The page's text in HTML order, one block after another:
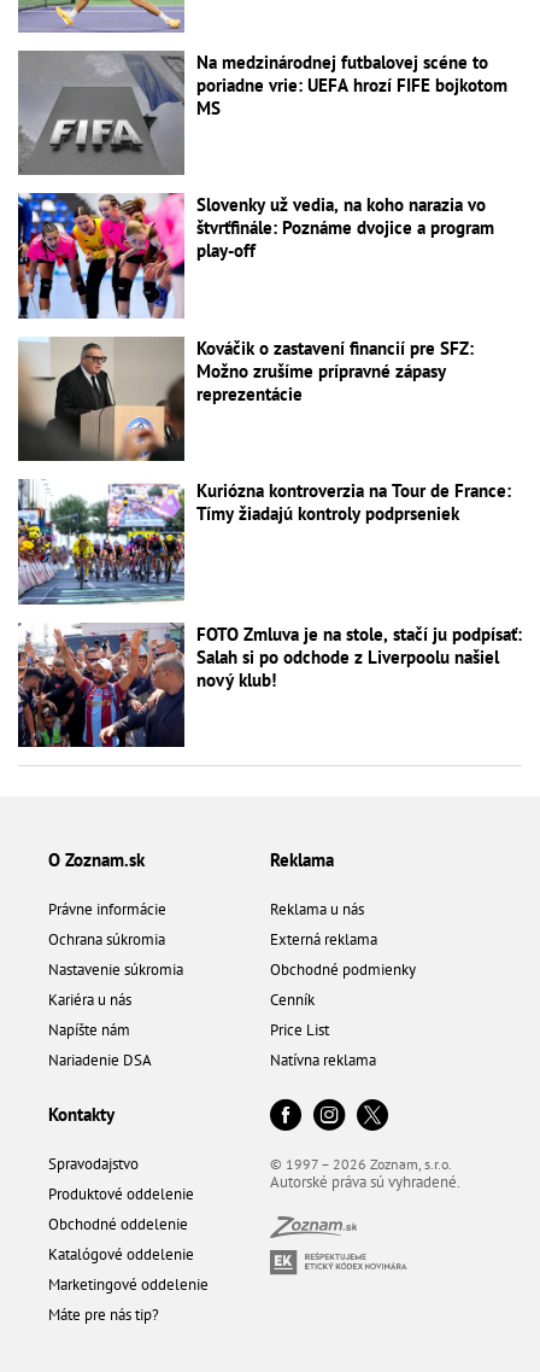
Na medzinárodnej futbalovej scéne to
poriadne vrie: UEFA hrozí FIFE bojkotom
MS
Slovenky už vedia, na koho narazia vo
štvrťfinále: Poznáme dvojice a program
play-off
Kováčik o zastavení financií pre SFZ:
Možno zrušíme prípravné zápasy
reprezentácie
Kuriózna kontroverzia na Tour de France:
Tímy žiadajú kontroly podprseniek
FOTO Zmluva je na stole, stačí ju podpísať:
Salah si po odchode z Liverpoolu našiel
nový klub!
O Zoznam.sk
Právne informácie
Ochrana súkromia
Nastavenie súkromia
Kariéra u nás
Napíšte nám
Nariadenie DSA
Reklama
Reklama u nás
Externá reklama
Obchodné podmienky
Cenník
Price List
Natívna reklama
Kontakty
Spravodajstvo
Produktové oddelenie
Obchodné oddelenie
Katalógové oddelenie
Marketingové oddelenie
Máte pre nás tip?
© 1997 – 2026 Zoznam, s.r.o.
Autorské práva sú vyhradené.